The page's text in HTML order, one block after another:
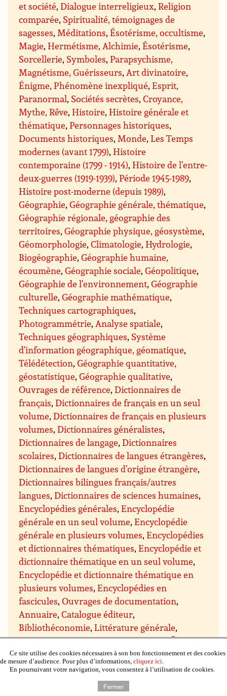
et société,Dialogue interreligieux,Religion
comparée, Spiritualité, témoignages de
sagesses, Méditations,Ésotérisme, occultisme,
Magie,Hermétisme, Alchimie,Ésotérisme,
Sorcellerie, Symboles,Parapsychisme,
Magnétisme, Guérisseurs, Art divinatoire,
Énigme, Phénomène inexpliqué,Esprit,
Paranormal, Sociétés secrètes,Croyance,
Mythe, Rêve,Histoire,Histoire générale et
thématique,Personnages historiques,
Documents historiques, Monde,Les Temps
modernes (avant 1799),Histoire
contemporaine (1799 - 1914),Histoire de l’entre-
deux-guerres (1919-1939),Période 1945-1989,
Histoire post-moderne (depuis 1989),
Géographie,Géographie générale, thématique,
Géographie régionale, géographie des
territoires,Géographie physique, géosystème,
Géomorphologie,Climatologie,Hydrologie,
Biogéographie,Géographie humaine,
écoumène,Géographie sociale,Géopolitique,
Géographie de l’environnement,Géographie
culturelle,Géographie mathématique,
Techniques cartographiques,
Photogrammétrie, Analyse spatiale,
Techniques géographiques, Système
d’information géographique, géomatique,
Télédétection,Géographie quantitative,
géostatistique,Géographie qualitative,
Ouvrages de référence,Dictionnaires de
français,Dictionnaires de français en un seul
volume,Dictionnaires de français en plusieurs
volumes,Dictionnaires généralistes,
Dictionnaires de langage,Dictionnaires
scolaires,Dictionnaires de langues étrangères,
Dictionnaires de langues d’origine étrangère,
Dictionnaires bilingues français/autres
langues,Dictionnaires de sciences humaines,
Encyclopédies générales,Encyclopédie
générale en un seul volume,Encyclopédie
générale en plusieurs volumes,Encyclopédies
et dictionnaires thématiques,Encyclopédie et
dictionnaire thématique en un seul volume,
Encyclopédie et dictionnaire thématique en
plusieurs volumes,Encyclopédies en
fascicules,Ouvrages de documentation,
Annuaire,Catalogue éditeur,
Bibliothéconomie,Littérature générale,
Œuvres classiques,Antiquité,Moyen-Âge,
Moderne (avant 1799),XXe siècle avant 1945,
Romans,Romans francophones,Romans
Romans et nouvelles de genre
Romans d’aventures,Romans d’espionnage
Ce site utilise des cookies nécessaires à son bon fonctionnement et des cookies
de mesure d’audience. Pour plus d’informations, cliquez ici.
En poursuivant votre navigation, vous consentez à l’utilisation de cookies.
Fermer